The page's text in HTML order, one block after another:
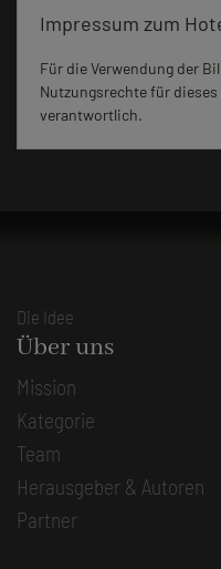
Impressum zum
Für die Verwendung der
Nutzungsrechte für
verantwortlich.
Die Idee
Über uns
Mission
Kategorie
Team
Herausgeber & Autoren
Partner